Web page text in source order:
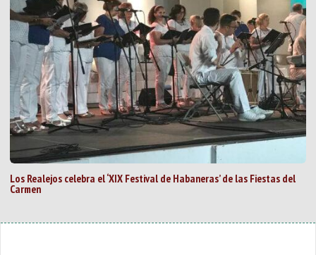
Los Realejos celebra el ‘XIX Festival de Habaneras’ de las Fiestas del
Carmen